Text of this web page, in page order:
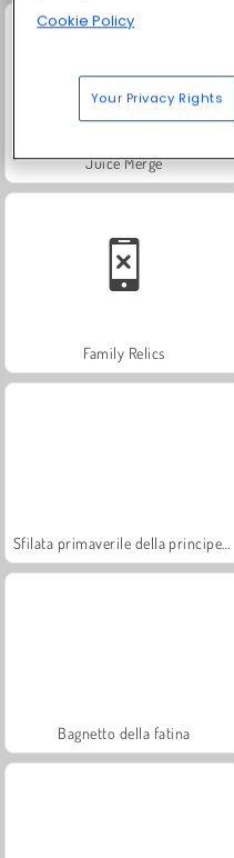
Juice Merge
Family Relics
Bagnetto della fatina
Cookie Policy
Your Privacy Rights